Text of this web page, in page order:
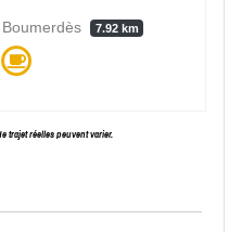
7.92 km
trajet réelles peuvent varier.